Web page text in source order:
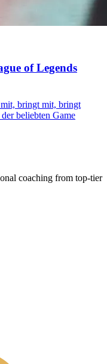
of Legends
bringt mit, bringt
beliebten Game
coaching from top-tier